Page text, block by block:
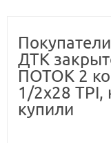
ДТК
ПОТОК 2
1/2х28 TPI,
купили